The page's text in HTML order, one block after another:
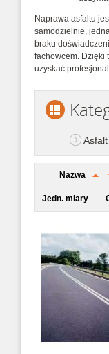
Naprawa asfaltu
samodzielnie,
braku
fachowcem. Dzięki
uzyskać
Nazwa
Jedn. miary